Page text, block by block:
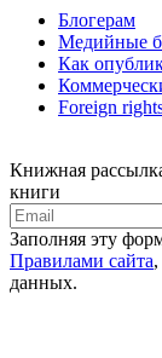
Блогерам
Медийные
Как
Foreign
Книжная
книги
Заполняя эту
Правилами сайта
данных.